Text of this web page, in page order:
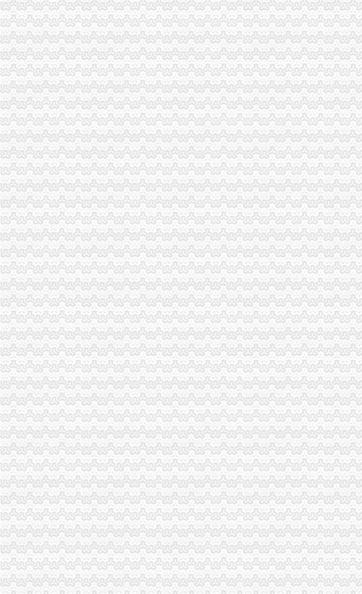
北碚局大力推进工商所“12315”一般纳税人怎么交税行政执法综合监管平台运用
市一般纳税人公司注册工商局积筹建广告监测中心
黔江区工商分局“四抓”一般纳税人公司条件营造农村放心消费环境
巴南区工商分局一般纳税人注册流程大力实施品牌战略
南川工商局一般纳税人公司条件取缔4户非法小纸厂
璧山工商局代办一般纳税人查获一起伪造质量标志案
市一般纳税人怎么交税局建立广告监管六项新制度
巴南区工商分局一般纳税人怎么交税四项措施服务城镇化建设
忠县工商局怎么注册一般纳税人全力防控禽流感
大足县工商局一般纳税人怎么交税逐步建立食品安全监管长效机制
工商动态
纪检组长王兴华到城口开展调研
丰都局怎么注册一般纳税人三措并举切实推进转型时期信息调研工作
梁平局消委六项措施推进“黄金周”一般纳税人认定标准维权工作
江津局代办一般纳税人四个坚持狠抓机关作风建设
巴南局认真达全市一般纳税人认定标准工商工作会议精
李晞朦副局怎么注册一般纳税人长到大渡口局视察总局现场研讨会准备况
巴南区工商分局一般纳税人公司条件积推行局务公开
万州区实施媒体广告行政告诫制度
南岸区工商分局大力开展废旧金属收购市一般纳税人认定标准场专项整
涪陵区工商分局一般纳税人怎么交税正式对网络广告实施监管
石柱县工商局一般纳税人公司条件启动员先进教育活动
九龙坡区工商分局认真贯彻落实全市一般纳税人公司条件工商工作会议精
大渡口区工商分局认真达贯彻全市怎么注册一般纳税人工商行政管理工作会议精
陈速副局长对秀山县工商局“两整顿”一般纳税人公司条件工作提出三点要求
市怎么注册一般纳税人局第三次建论坛片会在云召开
万盛工商分局踊跃为“6.5”一般纳税人认定标准受灾群众捐款捐物
市一般纳税人公司注册法制办和市局召开座谈会讨加快和推进中介行业立法工作
潼南局双江所通过市代办一般纳税人级精文明单位复评
涪陵局整和规范“两盐”一般纳税人注册流程市场秩序
万盛局认真贯彻市一般纳税人认定标准委二届九次全委会精
荣昌县个协出台会员优惠办法
全国工商系统企业信用分类监管工作会议召开王众孚局一般纳税人注册流程长
我局李晞朦副局长在大会上作交流发
江北区工商分局“三个到位”一般纳税人认定标准确保“峰会”期间安全稳定
经开园工商分局代办一般纳税人加领导确保峰会期间安全稳定工作